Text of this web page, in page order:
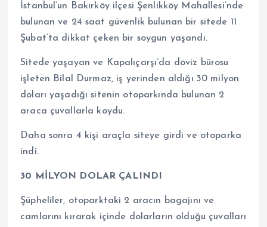
İstanbul’un Bakırköy ilçesi Şenlikköy Mahallesi’nde
bulunan ve 24 saat güvenlik bulunan bir sitede 11
Şubat’ta dikkat çeken bir soygun yaşandı.
Sitede yaşayan ve Kapalıçarşı’da döviz bürosu
işleten Bilal Durmaz, iş yerinden aldığı 30 milyon
doları yaşadığı sitenin otoparkında bulunan 2
araca çuvallarla koydu.
Daha sonra 4 kişi araçla siteye girdi ve otoparka
indi.
30 MİLYON DOLAR ÇALINDI
Şüpheliler, otoparktaki 2 aracın bagajını ve
camlarını kırarak içinde dolarların olduğu çuvalları